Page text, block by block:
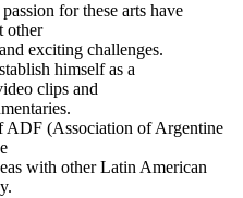
for these arts have
other
exciting challenges.
himself as a
clips and
ADF (Association of Argentine
with other Latin American